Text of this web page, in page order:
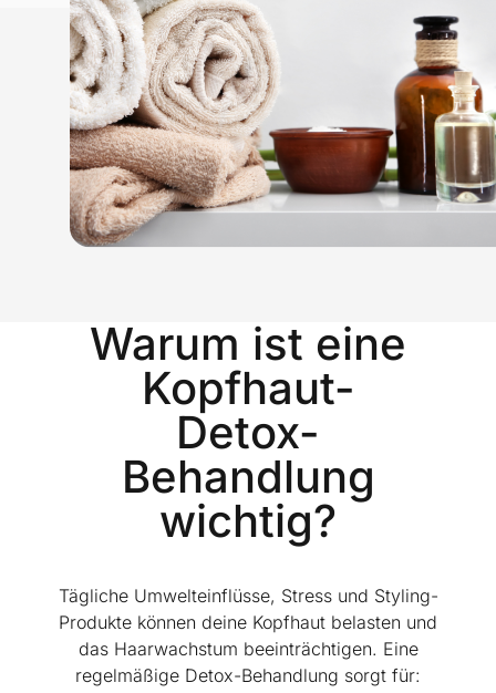
Warum ist eine
Kopfhaut-
Detox-
Behandlung
wichtig?
Tägliche Umwelteinflüsse, Stress und Styling-
Produkte können deine Kopfhaut belasten und
das Haarwachstum beeinträchtigen. Eine
regelmäßige Detox-Behandlung sorgt für: